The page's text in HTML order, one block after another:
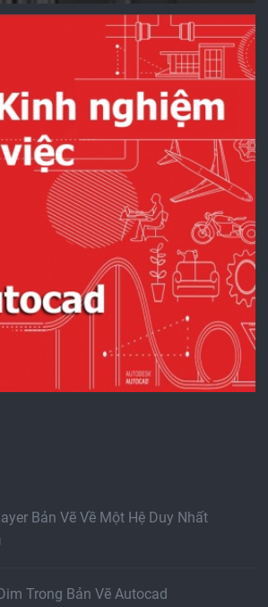
Bản Vẽ Về Một Hệ Duy Nhất
Trong Bản Vẽ Autocad